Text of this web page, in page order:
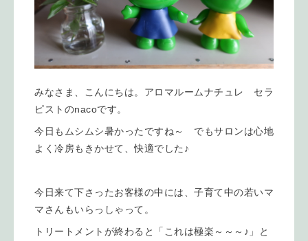
みなさま、こんにちは。アロマルームナチュレ セラ
ピストのnacoです。
今日もムシムシ暑かったですね～ でもサロンは心地
よく冷房もきかせて、快適でした♪
今日来て下さったお客様の中には、子育て中の若いマ
マさんもいらっしゃって。
トリートメントが終わると「これは極楽～～～♪」と